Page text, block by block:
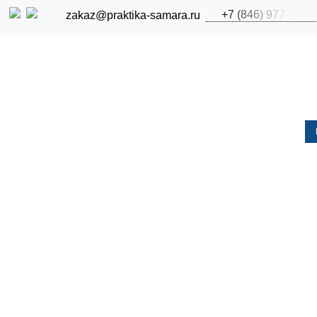
zakaz@praktika-samara.ru +7 (846) 977